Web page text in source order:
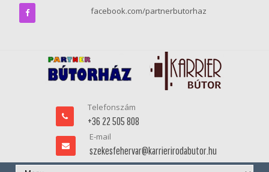
facebook.com/partnerbutorhaz
Telefonszám
+36 22 505 808
E-mail
szekesfehervar@karrierirodabutor.hu